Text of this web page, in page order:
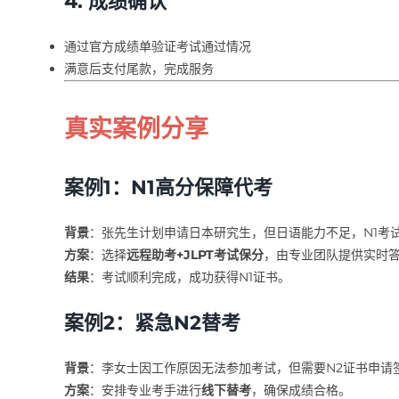
通过官方成绩单验证考试通过情况
满意后支付尾款，完成服务
真实案例分享
案例1：N1高分保障代考
背景：张先生计划申请日本研究生，但日语能力不足，N1考
方案：选择远程助考+JLPT考试保分，由专业团队提供实时答
结果：考试顺利完成，成功获得N1证书。
案例2：紧急N2替考
背景：李女士因工作原因无法参加考试，但需要N2证书申请
方案：安排专业考手进行线下替考，确保成绩合格。